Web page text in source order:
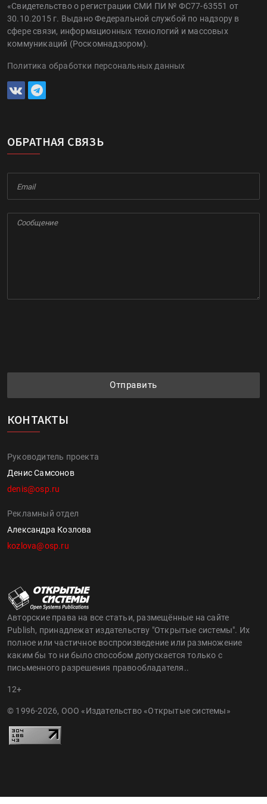
«Свидетельство о регистрации СМИ ПИ № ФС77-63551 от
30.10.2015 г. Выдано Федеральной службой по надзору в
сфере связи, информационных технологий и массовых
коммуникаций (Роскомнадзором).
Политика обработки персональных данных
ОБРАТНАЯ СВЯЗЬ
Отправить
КОНТАКТЫ
Руководитель проекта
Денис Самсонов
denis@osp.ru
Рекламный отдел
Александра Козлова
kozlova@osp.ru
Авторские права на все статьи, размещённые на сайте
Publish, принадлежат издательству "Открытые системы". Их
полное или частичное воспроизведение или размножение
каким бы то ни было способом допускается только с
письменного разрешения правообладателя..
12+
© 1996-2026, ООО «Издательство «Открытые системы»